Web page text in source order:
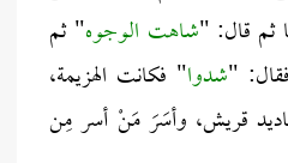
ثم قال: "شاهت الوجوه" ثم
"شدوا" فكانت الهزيمة،
قريش، وأسَرَ مَنْ أسر مِن